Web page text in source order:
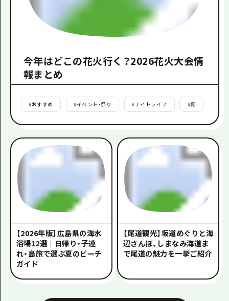
今年はどこの花火行く？2026花火大会情
報まとめ
#おすすめ #イベント・祭り #ナイトライフ #夏
【2026年版】広島県の海水
浴場12選｜日帰り・子連
れ・島旅で選ぶ夏のビーチ
ガイド
【尾道観光】坂道めぐりと海
辺さんぽ、しまなみ海道ま
で尾道の魅力を一挙ご紹介